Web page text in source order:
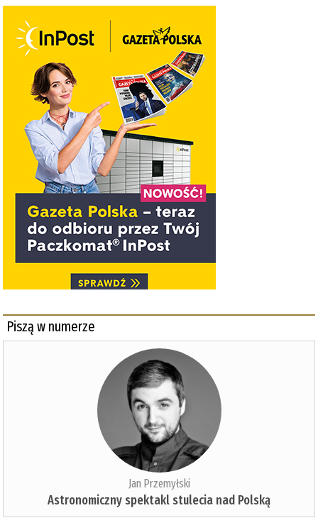
Piszą w numerze
Jan Przemyłski
Astronomiczny spektakl stulecia nad Polską